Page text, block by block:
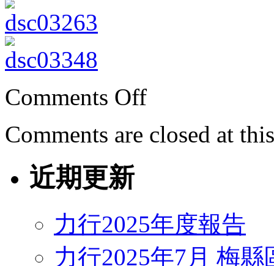
Comments Off
Comments are closed at
近期更新
力行2025年度報告
力行2025年7月 梅